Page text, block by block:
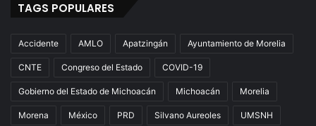
TAGS POPULARES
Accidente AMLO Apatzingán Ayuntamiento de Morelia
CNTE Congreso del Estado COVID-19
Gobierno del Estado de Michoacán Michoacán Morelia
Morena México PRD Silvano Aureoles UMSNH